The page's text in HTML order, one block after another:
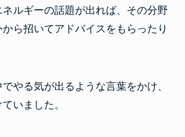
ルギーの話題が出れば、その分野
ら招いてアドバイスをもらったり
やる気が出るような言葉をかけ、
いました。